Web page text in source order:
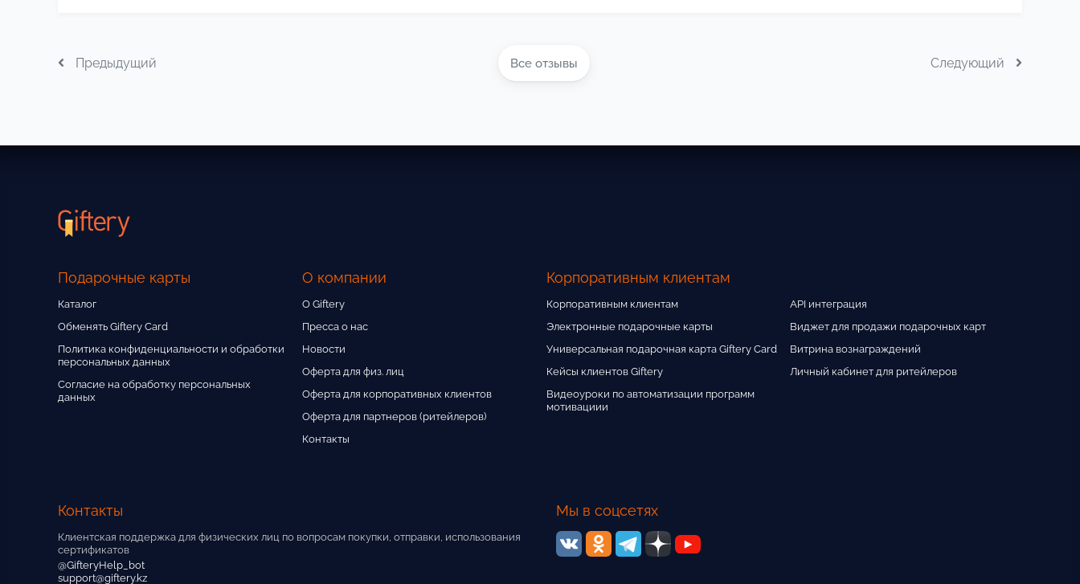
Предыдущий Все отзывы Следующий
Подарочные карты
Каталог
Обменять Giftery Card
Политика конфиденциальности и обработки
персональных данных
Согласие на обработку персональных
данных
Корпоративным клиентам
Корпоративным клиентам
Электронные подарочные карты
Универсальная подарочная карта Giftery Card
Кейсы клиентов Giftery
Видеоуроки по автоматизации программ
мотивациии
API интеграция
Виджет для продажи подарочных карт
Витрина вознаграждений
Личный кабинет для ритейлеров
О компании
О Giftery
Пресса о нас
Новости
Оферта для физ. лиц
Оферта для корпоративных клиентов
Оферта для партнеров (ритейлеров)
Контакты
Контакты
Клиентская поддержка для физических лиц по вопросам покупки, отправки, использования
сертификатов
@GifteryHelp_bot
support@giftery.kz
Мы в соцсетях